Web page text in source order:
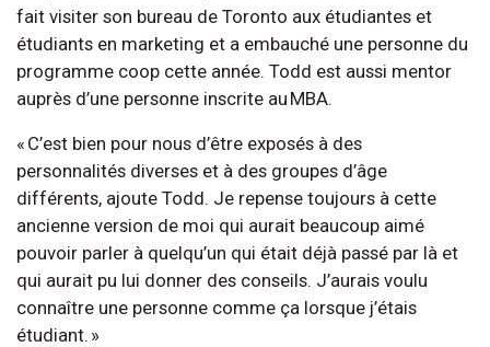
fait visiter son bureau de Toronto aux étudiantes et
étudiants en marketing et a embauché une personne du
programme coop cette année. Todd est aussi mentor
auprès d’une personne inscrite au MBA.
« C’est bien pour nous d’être exposés à des
personnalités diverses et à des groupes d’âge
différents, ajoute Todd. Je repense toujours à cette
ancienne version de moi qui aurait beaucoup aimé
pouvoir parler à quelqu’un qui était déjà passé par là et
qui aurait pu lui donner des conseils. J’aurais voulu
connaître une personne comme ça lorsque j’étais
étudiant. »